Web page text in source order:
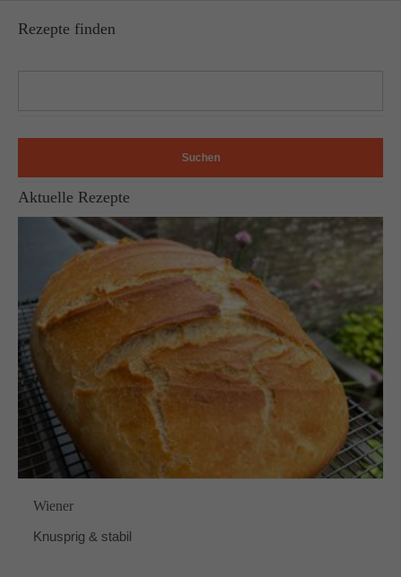
Rezepte finden
Suchen
Aktuelle Rezepte
Wiener
Knusprig & stabil